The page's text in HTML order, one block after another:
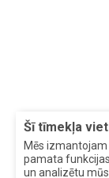
Šī tīmekļa
Mēs
pamata
un analizētu